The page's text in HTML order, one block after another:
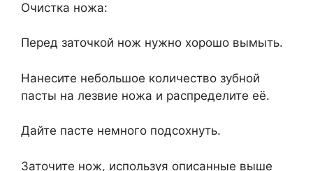
Очистка ножа:
Перед заточкой нож нужно хорошо вымыть.
Нанесите небольшое количество зубной
пасты на лезвие ножа и распределите её.
Дайте пасте немного подсохнуть.
Заточите нож, используя описанные выше